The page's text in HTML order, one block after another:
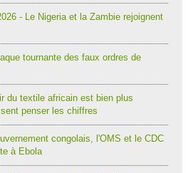
- Le Nigeria et la Zambie rejoignent
tournante des faux ordres de
du textile africain est bien plus
penser les chiffres
congolais, l'OMS et le CDC
à Ebola